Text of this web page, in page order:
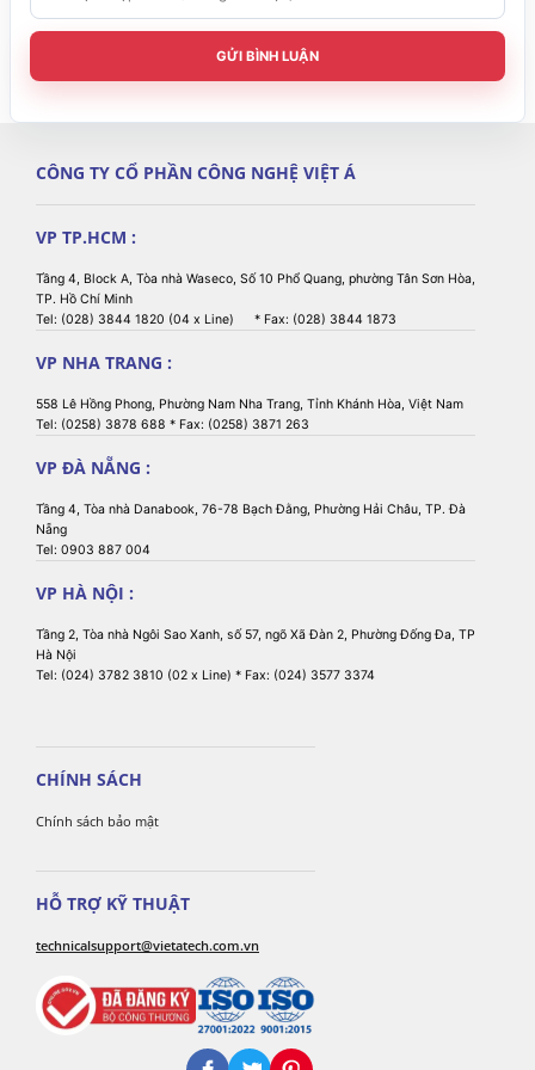
0°C ~ 40°C (32°F ~
104°F)
Nhiệt độ lưu trữ
Chứng nhận FCC, CE, UKCA Class B
GỬI BÌNH LUẬN
CÔNG TY CỔ PHẦN CÔNG NGHỆ VIỆT Á
VP TP.HCM :
Tầng 4, Block A, Tòa nhà Waseco, Số 10 Phổ Quang, phường Tân Sơn Hòa,
TP. Hồ Chí Minh
Tel: (028) 3844 1820 (04 x Line) * Fax: (028) 3844 1873
VP NHA TRANG :
558 Lê Hồng Phong, Phường Nam Nha Trang, Tỉnh Khánh Hòa, Việt Nam
Tel: (0258) 3878 688 * Fax: (0258) 3871 263
VP ĐÀ NẴNG :
Tầng 4, Tòa nhà Danabook, 76-78 Bạch Đằng, Phường Hải Châu, TP. Đà
Nẵng
Tel: 0903 887 004
VP HÀ NỘI :
Tầng 2, Tòa nhà Ngôi Sao Xanh, số 57, ngõ Xã Đàn 2, Phường Đống Đa, TP
Hà Nội
Tel: (024) 3782 3810 (02 x Line) * Fax: (024) 3577 3374
CHÍNH SÁCH
Chính sách bảo mật
HỖ TRỢ KỸ THUẬT
technicalsupport@vietatech.com.vn